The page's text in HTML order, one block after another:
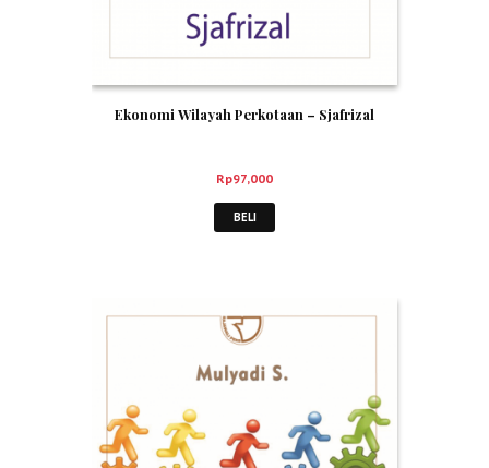
Ekonomi Wilayah Perkotaan – Sjafrizal
Rp97,000
BELI